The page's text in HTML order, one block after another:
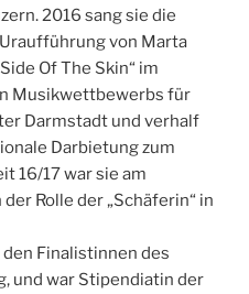
2016 sang sie die
von Marta
Of The Skin“ im
Musikwettbewerbs für
Darmstadt und verhalf
Darbietung zum
16/17 war sie am
Rolle der „Schäferin“ in
Finalistinnen des
und war Stipendiatin der